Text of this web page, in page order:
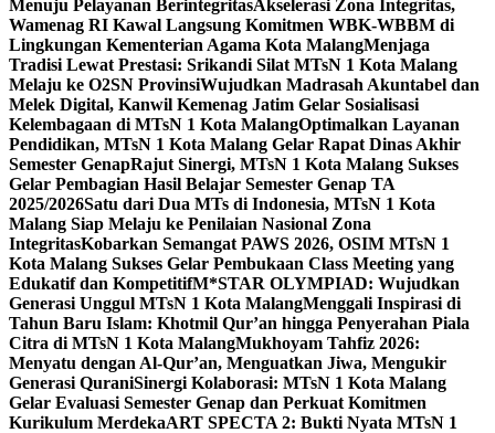
Menuju Pelayanan BerintegritasAkselerasi Zona Integritas,
Wamenag RI Kawal Langsung Komitmen WBK-WBBM di
Lingkungan Kementerian Agama Kota MalangMenjaga
Tradisi Lewat Prestasi: Srikandi Silat MTsN 1 Kota Malang
Melaju ke O2SN ProvinsiWujudkan Madrasah Akuntabel dan
Melek Digital, Kanwil Kemenag Jatim Gelar Sosialisasi
Kelembagaan di MTsN 1 Kota MalangOptimalkan Layanan
Pendidikan, MTsN 1 Kota Malang Gelar Rapat Dinas Akhir
Semester GenapRajut Sinergi, MTsN 1 Kota Malang Sukses
Gelar Pembagian Hasil Belajar Semester Genap TA
2025/2026Satu dari Dua MTs di Indonesia, MTsN 1 Kota
Malang Siap Melaju ke Penilaian Nasional Zona
IntegritasKobarkan Semangat PAWS 2026, OSIM MTsN 1
Kota Malang Sukses Gelar Pembukaan Class Meeting yang
Edukatif dan KompetitifM*STAR OLYMPIAD: Wujudkan
Generasi Unggul MTsN 1 Kota MalangMenggali Inspirasi di
Tahun Baru Islam: Khotmil Qur’an hingga Penyerahan Piala
Citra di MTsN 1 Kota MalangMukhoyam Tahfiz 2026:
Menyatu dengan Al-Qur’an, Menguatkan Jiwa, Mengukir
Generasi QuraniSinergi Kolaborasi: MTsN 1 Kota Malang
Gelar Evaluasi Semester Genap dan Perkuat Komitmen
Kurikulum MerdekaART SPECTA 2: Bukti Nyata MTsN 1